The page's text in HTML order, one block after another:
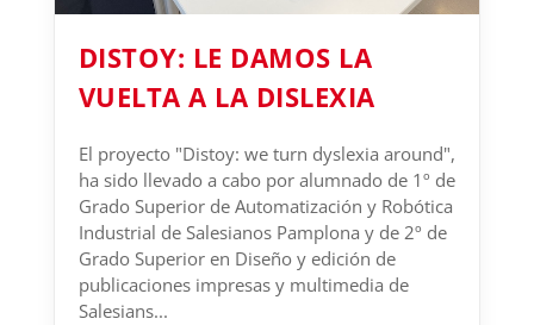
DISTOY: LE DAMOS LA
VUELTA A LA DISLEXIA
El proyecto "Distoy: we turn dyslexia around",
ha sido llevado a cabo por alumnado de 1º de
Grado Superior de Automatización y Robótica
Industrial de Salesianos Pamplona y de 2º de
Grado Superior en Diseño y edición de
publicaciones impresas y multimedia de
Salesians...